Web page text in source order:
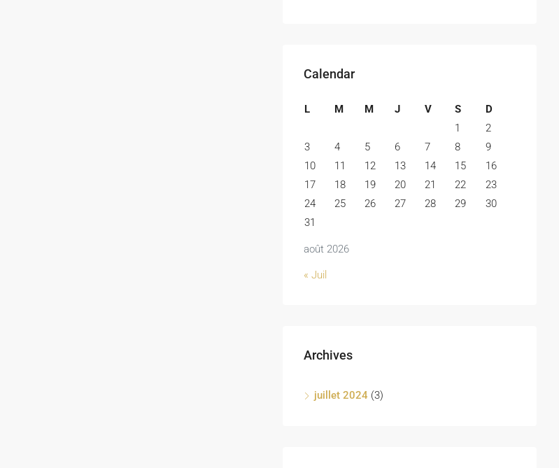
Calendar
août 2026
L M M J V S
D
1
2
3
4 5 6 7 8
9
10
11 12 13 14 15
16
17
18 19 20 21 22
23
24
25 26 27 28 29
30
31
« Juil
Archives
juillet 2024 (3)